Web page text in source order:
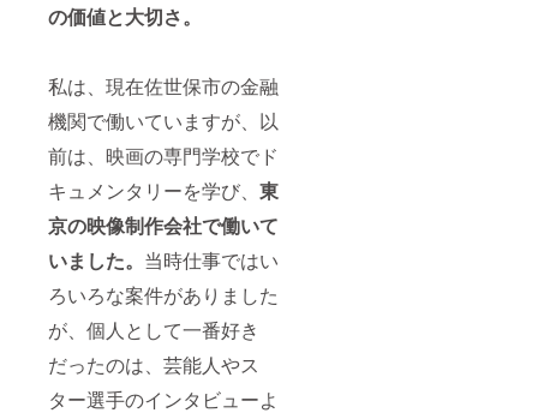
の価値と大切さ。
私は、現在佐世保市の金融
機関で働いていますが、以
前は、映画の専門学校でド
キュメンタリーを学び、 東
京の映像制作会社で働いて
いました。 当時仕事ではい
ろいろな案件がありました
が、個人として一番好き
だったのは、芸能人やス
ター選手のインタビューよ